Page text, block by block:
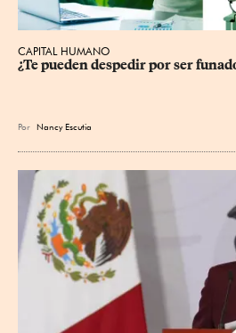
CAPITAL HUMANO
¿Te pueden despedir por ser
Por Nancy Escutia